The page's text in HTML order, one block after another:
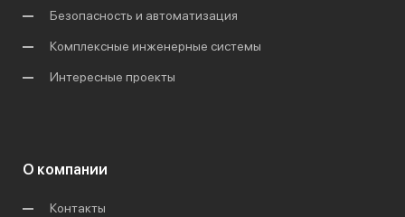
Безопасность и автоматизация
Комплексные инженерные системы
Интересные проекты
О компании
Контакты